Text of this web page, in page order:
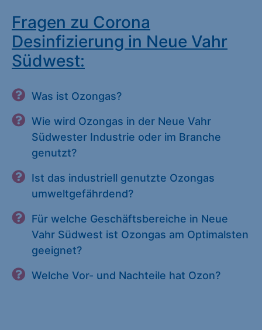
Fragen zu Corona
Desinfizierung in Neue Vahr
Südwest:
Was ist Ozongas?
Wie wird Ozongas in der Neue Vahr
Südwester Industrie oder im Branche
genutzt?
Ist das industriell genutzte Ozongas
umweltgefährdend?
Für welche Geschäftsbereiche in Neue
Vahr Südwest ist Ozongas am Optimalsten
geeignet?
Welche Vor- und Nachteile hat Ozon?